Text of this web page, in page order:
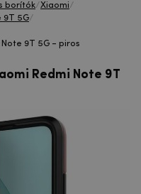
borítók/Xiaomi/
9T 5G/
9T 5G - piros
Redmi Note 9T